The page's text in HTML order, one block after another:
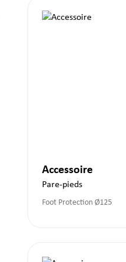
Accessoire
Pare-pieds
Foot Protection Ø125